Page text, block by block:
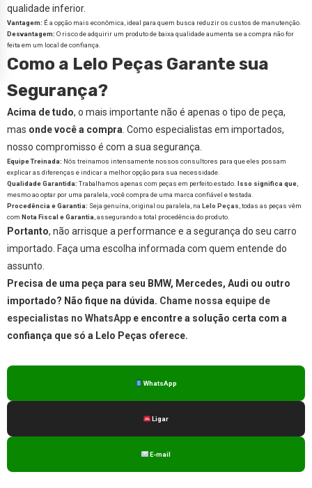
qualidade inferior.
Vantagem: É a opção mais econômica, ideal para quem busca reduzir os custos de manutenção.
Desvantagem: O risco de adquirir um produto de baixa qualidade aumenta se a compra não for
feita em um local de confiança.
Como a Lelo Peças Garante sua
Segurança?
Acima de tudo, o mais importante não é apenas o tipo de peça,
mas onde você a compra . Como especialistas em importados,
nosso compromisso é com a sua segurança.
Equipe Treinada: Nós treinamos intensamente nossos consultores para que eles possam
explicar as diferenças e indicar a melhor opção para sua necessidade.
Qualidade Garantida: Trabalhamos apenas com peças em perfeito estado. Isso significa que
mesmo ao optar por uma paralela, você compra de uma marca confiável e testada.
Procedência e Garantia: Seja genuína, original ou paralela, na Lelo Peças , todas as peças vêm
com Nota Fiscal e Garantia , assegurando a total procedência do produto.
Portanto, não arrisque a performance e a segurança do seu carro
importado. Faça uma escolha informada com quem entende do
assunto.
Precisa de uma peça para seu BMW, Mercedes, Audi ou outro
importado? Não fique na dúvida. Chame nossa equipe de
especialistas no WhatsApp e encontre a solução certa com a
confiança que só a Lelo Peças oferece.
WhatsApp
Ligar
E-mail